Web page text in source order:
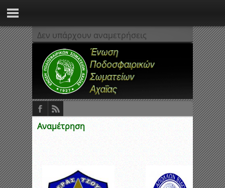
Δεν υπάρχουν αναμετρήσεις
Αναμέτρηση